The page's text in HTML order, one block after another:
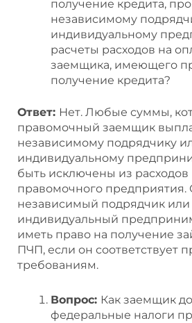
получение кредита,
независимому
индивидуальному
расчеты расходов на
заемщика, имеющего
получение кредита?
Ответ: Нет. Любые суммы,
правомочный заемщик
независимому подрядчику
индивидуальному
быть исключены из расходов
правомочного предприятия.
независимый подрядчик или
индивидуальный
иметь право на получение
ПЧП, если он соответствует
требованиям.
Вопрос: Как заемщик
федеральные налоги